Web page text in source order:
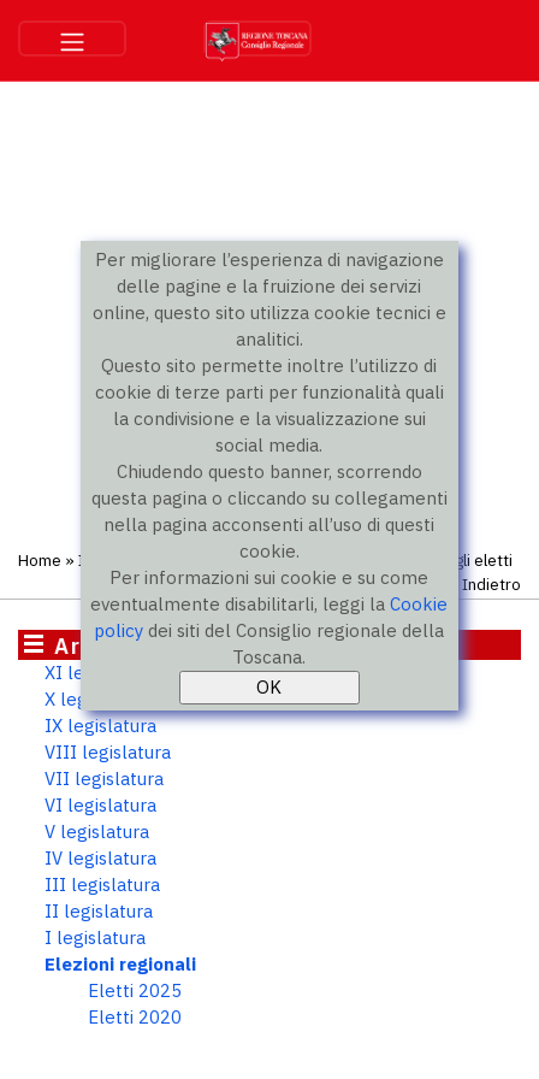
Per migliorare l’esperienza di navigazione
delle pagine e la fruizione dei servizi
online, questo sito utilizza cookie tecnici e
analitici.
Questo sito permette inoltre l’utilizzo di
cookie di terze parti per funzionalità quali
la condivisione e la visualizzazione sui
social media.
Chiudendo questo banner, scorrendo
questa pagina o cliccando su collegamenti
nella pagina acconsenti all’uso di questi
cookie.
Per informazioni sui cookie e su come
eventualmente disabilitarli, leggi laCookie
policy dei siti del Consiglio regionale della
Toscana.
Home » Istituzione Elezioni regionali»
Elenco completo degli eletti
Indietro
Archivio storico
XI legislatura
X legislatura
IX legislatura
VIII legislatura
VII legislatura
VI legislatura
V legislatura
IV legislatura
III legislatura
II legislatura
I legislatura
Elezioni regionali
Eletti 2025
Eletti 2020